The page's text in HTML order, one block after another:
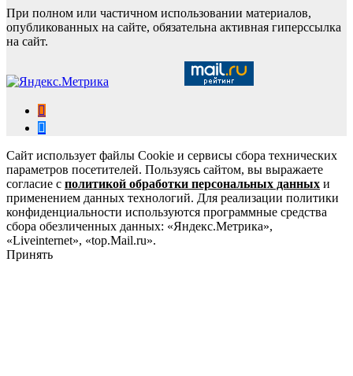
При полном или частичном использовании материалов,
опубликованных на сайте, обязательна активная гиперссылка
на сайт.
Сайт использует файлы Cookie и сервисы сбора технических
параметров посетителей. Пользуясь сайтом, вы выражаете
согласие с политикой обработки персональных данных и
применением данных технологий. Для реализации политики
конфиденциальности используются программные средства
сбора обезличенных данных: «Яндекс.Метрика»,
«Liveinternet», «top.Mail.ru».
Принять